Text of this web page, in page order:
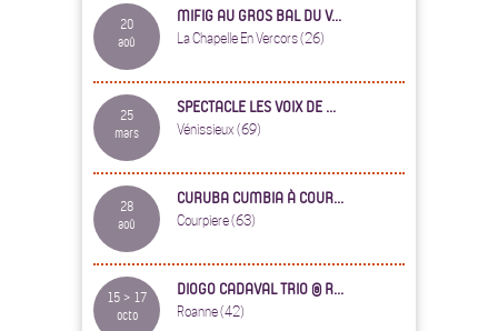
20
aoû
MIFIG AU GROS BAL DU V...
La Chapelle En Vercors (26)
25
mars
SPECTACLE LES VOIX DE ...
Vénissieux (69)
28
aoû
CURUBA CUMBIA À COUR...
Courpiere (63)
15 > 17
octo
DIOGO CADAVAL TRIO @ R...
Roanne (42)